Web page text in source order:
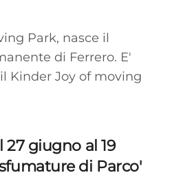
Park, nasce il
di Ferrero. E'
Kinder Joy of moving
27 giugno al 19
di Parco'